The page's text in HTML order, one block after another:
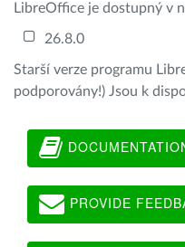
LibreOffice je dostupný v
26.8.0
Starší verze programu
podporovány!) Jsou k
PROVIDE